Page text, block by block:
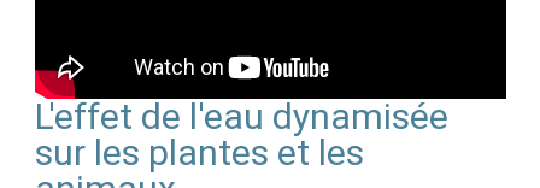
L'effet de l'eau dynamisée
sur les plantes et les